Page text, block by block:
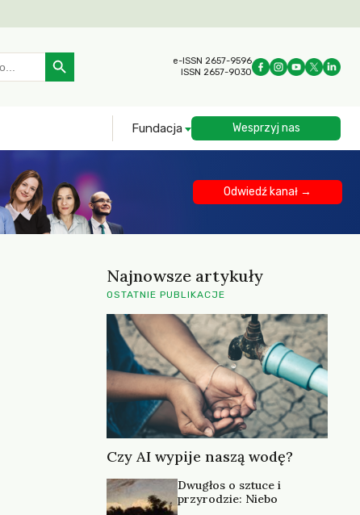
Search Button
e-ISSN 2657-9596
ISSN 2657-9030
Fundacja Wesprzyj nas
Odwiedź kanał →
Najnowsze artykuły
OSTATNIE PUBLIKACJE
Czy AI wypije naszą wodę?
Dwugłos o sztuce i
przyrodzie: Niebo